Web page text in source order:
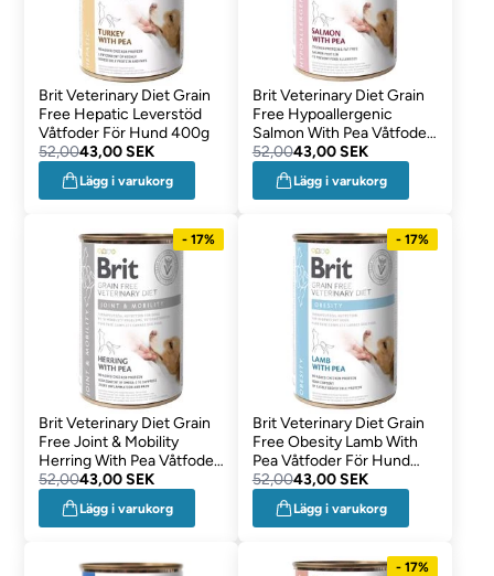
Brit Veterinary Diet Grain
Free Hepatic Leverstöd
Våtfoder För Hund 400g
52,0043,00 SEK
Lägg i varukorg
Brit Veterinary Diet Grain
Free Hypoallergenic
Salmon With Pea Våtfoder
För Hund 400g
52,0043,00 SEK
Lägg i varukorg
- 17%
Brit Veterinary Diet Grain
Free Joint & Mobility
Herring With Pea Våtfoder
För Hund 400g
52,0043,00 SEK
Lägg i varukorg
- 17%
Brit Veterinary Diet Grain
Free Obesity Lamb With
Pea Våtfoder För Hund
400g
52,0043,00 SEK
Lägg i varukorg
- 17%